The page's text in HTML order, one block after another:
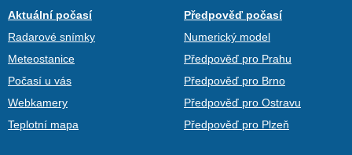
Aktuální počasí
Radarové snímky
Meteostanice
Počasí u vás
Webkamery
Teplotní mapa
Předpověď počasí
Numerický model
Předpověď pro Prahu
Předpověď pro Brno
Předpověď pro Ostravu
Předpověď pro Plzeň